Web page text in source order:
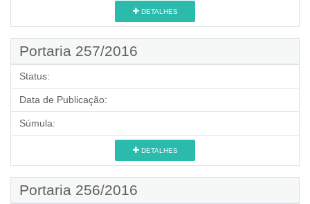
DETALHES
Portaria 257/2016
Status:
Data de Publicação:
Súmula:
DETALHES
Portaria 256/2016